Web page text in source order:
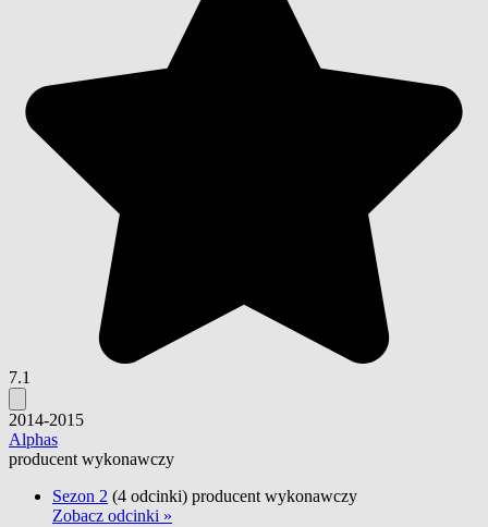
7.1
2014-2015
Alphas
producent wykonawczy
Sezon 2 (4 odcinki) producent wykonawczy
Zobacz odcinki »